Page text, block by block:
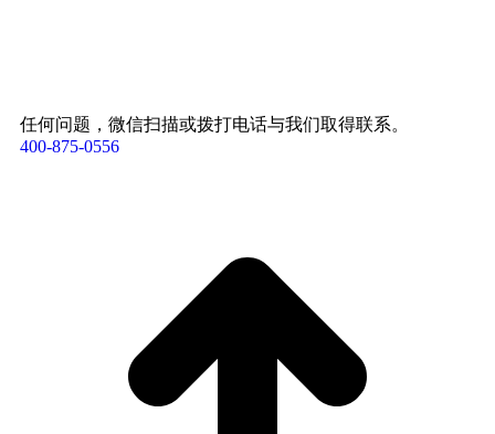
任何问题，微信扫描或拨打电话与我们取得联系。
400-875-0556​